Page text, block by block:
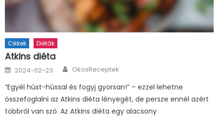
Cikkek Diéták
Atkins diéta
Posted
on
2024-02-23 Author
OkosReceptek
“Egyél húst-hússal és fogyj gyorsan!” – ezzel lehetne
összefoglalni az Atkins diéta lényegét, de persze ennél azért
többről van szó. Az Atkins diéta egy alacsony